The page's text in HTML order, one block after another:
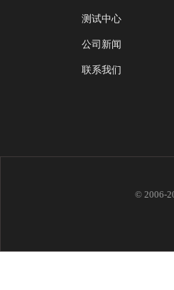
测试中心
公司新闻
联系我们
© 2006-